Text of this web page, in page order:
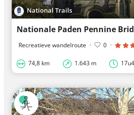
National Trails
Nationale Paden Pennine
Recreatieve wandelroute · 0 ·
74,8 km 1.643 m